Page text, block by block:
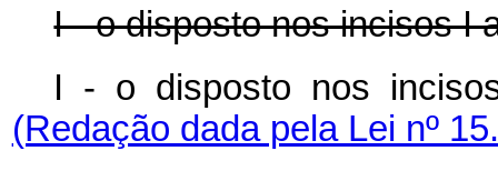
I - o disposto nos incisos I
I - o disposto nos
(Redação dada pela Lei nº